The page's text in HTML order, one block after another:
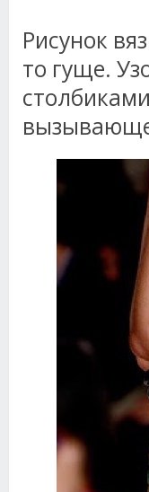
Рисунок
то гуще.